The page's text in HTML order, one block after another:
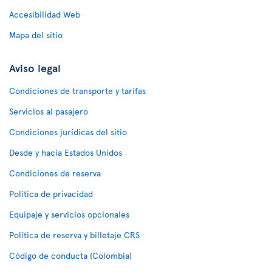
Accesibilidad Web
Mapa del sitio
Aviso legal
Condiciones de transporte y tarifas
Servicios al pasajero
Condiciones jurídicas del sitio
Desde y hacia Estados Unidos
Condiciones de reserva
Política de privacidad
Equipaje y servicios opcionales
Política de reserva y billetaje CRS
Código de conducta (Colombia)